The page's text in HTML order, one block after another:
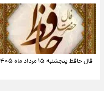
فال حافظ پنجشنبه ۱۵ مرداد ماه ۱۴۰۵